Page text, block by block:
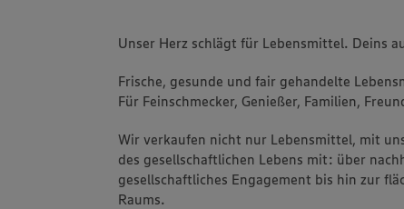
Unser Herz schlägt für Lebensmittel. Deins
Frische, gesunde und fair gehandelte
Für Feinschmecker, Genießer, Familien,
Wir verkaufen nicht nur Lebensmittel, mit
des gesellschaftlichen Lebens mit: über
gesellschaftliches Engagement bis hin zur
Raums.